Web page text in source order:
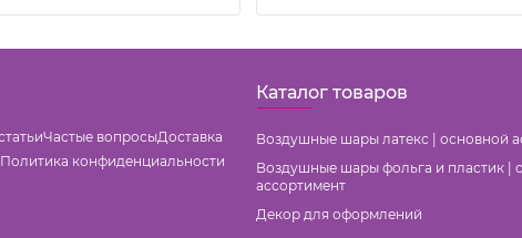
Частые вопросыДоставка
Политика конфиденциальности
Каталог товаров
Воздушные шары латекс | основной
Воздушные шары фольга и пластик |
ассортимент
Декор для оформлений